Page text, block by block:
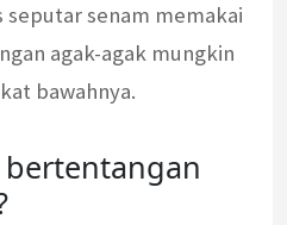
senam memakai
agak-agak mungkin
bawahnya.
bertentangan